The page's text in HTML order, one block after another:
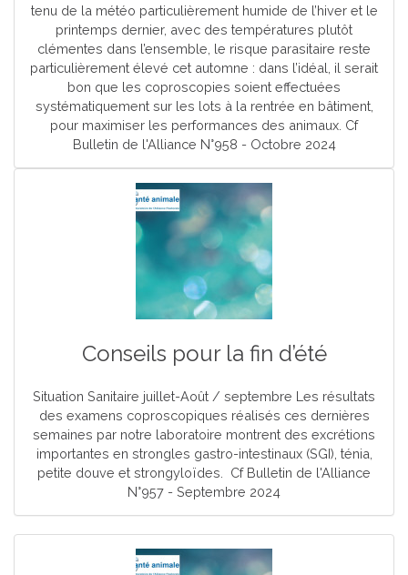
tenu de la météo particulièrement humide de l’hiver et le
printemps dernier, avec des températures plutôt
clémentes dans l’ensemble, le risque parasitaire reste
particulièrement élevé cet automne : dans l’idéal, il serait
bon que les coproscopies soient effectuées
systématiquement sur les lots à la rentrée en bâtiment,
pour maximiser les performances des animaux. Cf
Bulletin de l'Alliance N°958 - Octobre 2024
Conseils pour la fin d’été
Situation Sanitaire juillet-Août / septembre Les résultats
des examens coproscopiques réalisés ces dernières
semaines par notre laboratoire montrent des excrétions
importantes en strongles gastro-intestinaux (SGI), ténia,
petite douve et strongyloïdes. Cf Bulletin de l'Alliance
N°957 - Septembre 2024